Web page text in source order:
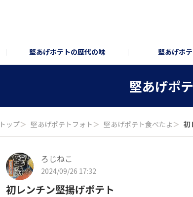
堅あげポテトの歴代の味 堅あげポ
堅あげポ
トップ＞ 堅あげポテトフォト ＞ 堅あげポテト食べたよ ＞ 初
ろじねこ
2024/09/26 17:32
初レンチン堅揚げポテト